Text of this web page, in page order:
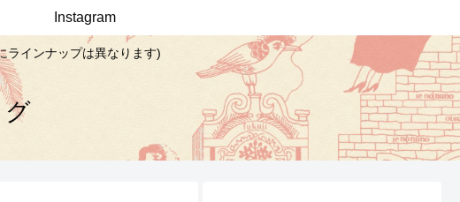
ラインナップは異なります)
グ
Instagram